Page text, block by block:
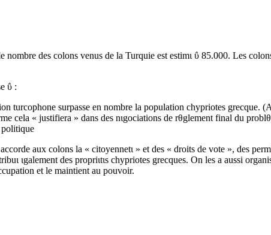
des colons venus de la Turquie est estimι ΰ 85.000. Les
ΰ :
turcophone surpasse en nombre la population chypriotes grecque.
cela « justifiera » dans des nιgociations de rθglement final du
politique
aux colons la « citoyennetι » et des « droits de vote », des
ιgalement des propriιtιs chypriotes grecques. On les a aussi
et le maintient au pouvoir.